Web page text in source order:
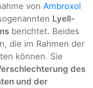
von Ambroxol
Lyell-
berichtet. Beides
die im Rahmen der
können. Sie
des
und der